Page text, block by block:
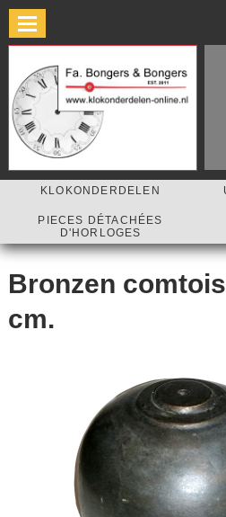
KLOKONDERDELEN
PIECES DÉTACHÉES
D'HORLOGES
Bronzen
cm.